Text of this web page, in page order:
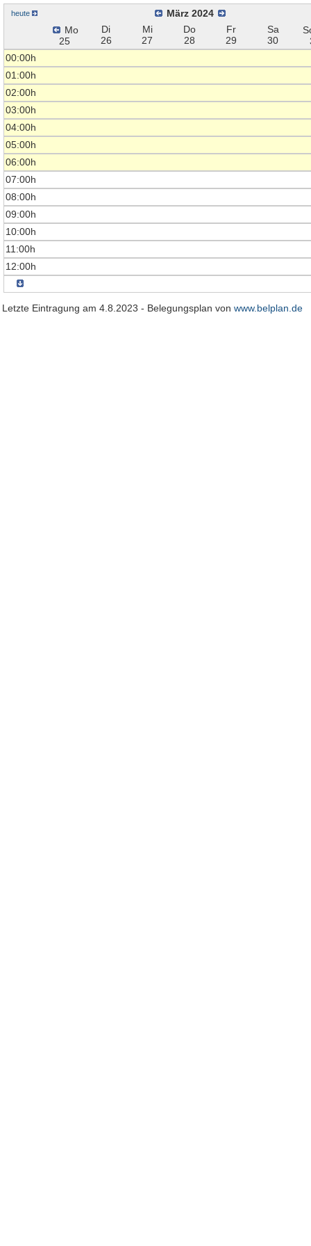
heute
März 2024
Mo
25
Di
26
Mi
27
Do
28
Fr
29
Sa
30
00:00h
01:00h
02:00h
03:00h
04:00h
05:00h
06:00h
07:00h
08:00h
09:00h
10:00h
11:00h
12:00h
Letzte Eintragung am 4.8.2023 - Belegungsplan von www.belplan.de